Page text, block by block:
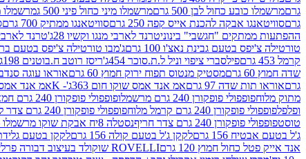
גרםמרשמלו כובע כחול לבן 500 גרם מרשמלו מיני כחול פיני 500 ג מרשמלו
גרםסוויטאנגו אבקה להכנת אייס קפה 250 גרם סוויטאנגו ממתיק 700 גרם
ההפתעות ממתקים "חגשבי" בינוניטרנד לארבי מנגו וקשיו 28ג' טרנד לארבי
טורטילה צ'יפס בטעם גבינת נאצ'ו 100 גרם
ג'מבו טורטילה צ'יפס בטעם ברביקיו
קרמל 453 גרם
פילסברי ציפוי וניל ל.ת.סוכר 454ג' ריסז רוטב ח.בוטנים 198ג'
שדה חמוץ 60 גרם
מסטיק מנטוס תפוח ירוק חמוץ 60 גרם אוראו עוגה סנדביץ
גרםאוראו תות שדה 97 גרם אמ אנד אמס שוקו חום 363ג'- K אמ אנד אמס
מתוק מלוחפופפולי פופקורן 240 גרם מרשמלו פופפולי פופקורן 240 גרם חמאה סינמה
ופלפלפופפולי פופקורן 240 גרם קרמל מלוח פופפולי פופקורן 240 גרם צדר לבן
טוסטפופפולי פופקורן 240 גרם צדר חריף נסטלה 8יח אבקת שוקו מרשמלו 193.6ג'
ג'ל בטעם אבטיח 156 גרם
לקקן ג'ל בטעם קולה 156 גרם לקקן בטעם גלידת
אנד אייק פטל כחול חמוץ 120 גרם
ROVELLI שוקולד בעיצוב דבורה פרלינים 800 גרם